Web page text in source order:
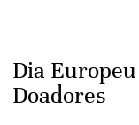
Dia
Doadores